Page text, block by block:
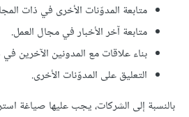
متابعة المدوّنات الأخرى في ذات
متابعة آخر الأخبار في مجال العمل.
بناء علاقات مع المدونين الآخرين
التعليق على المدوّنات الأخرى.
بالنسبة إلى الشركات، يجب عليها صياغة